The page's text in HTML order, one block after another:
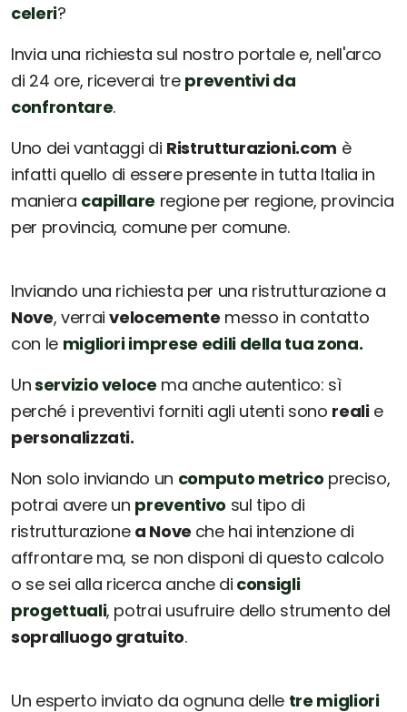
celeri?
Invia una richiesta sul nostro portale e, nell'arco
di 24 ore, riceverai tre preventivi da
confrontare.
Uno dei vantaggi di Ristrutturazioni.com è
infatti quello di essere presente in tutta Italia in
maniera capillare regione per regione, provincia
per provincia, comune per comune.
Inviando una richiesta per una ristrutturazione a
Nove, verraivelocemente messo in contatto
con le migliori imprese edili della tua zona.
Unservizio veloce ma anche autentico: sì
perché i preventivi forniti agli utenti sono realie
personalizzati.
Non solo inviando un computo metrico preciso,
potrai avere un preventivo sul tipo di
ristrutturazione a Nove che hai intenzione di
affrontare ma, se non disponi di questo calcolo
o se sei alla ricerca anche di consigli
progettuali, potrai usufruire dello strumento del
sopralluogo gratuito.
Un esperto inviato da ognuna delle tre migliori